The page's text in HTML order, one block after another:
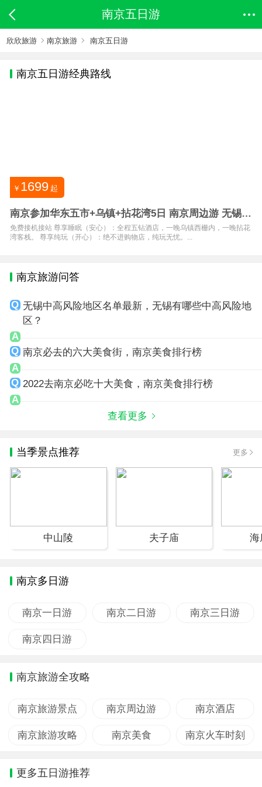
南京五日游
欣欣旅游 南京旅游 南京五日游
南京五日游经典路线
￥ 1699 起
南京参加华东五市+乌镇+拈花湾5日 南京周边游 无锡苏
州杭州
免费接机接站 尊享睡眠（安心）：全程五钻酒店，一晚乌镇西栅内，一晚拈花
湾客栈。 尊享纯玩（开心）：绝不进购物店，纯玩无忧。...
南京旅游问答
无锡中高风险地区名单最新，无锡有哪些中高风险地
区？
南京必去的六大美食街，南京美食排行榜
2022去南京必吃十大美食，南京美食排行榜
查看更多
当季景点推荐 更多
中山陵 夫子庙 海
南京多日游
南京一日游 南京二日游 南京三日游
南京四日游
南京旅游全攻略
南京旅游景点 南京周边游 南京酒店
南京旅游攻略 南京美食 南京火车时刻
更多五日游推荐